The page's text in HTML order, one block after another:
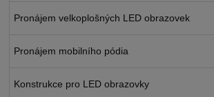
Pronájem velkoplošných LED obrazovek
Pronájem mobilního pódia
Konstrukce pro LED obrazovky